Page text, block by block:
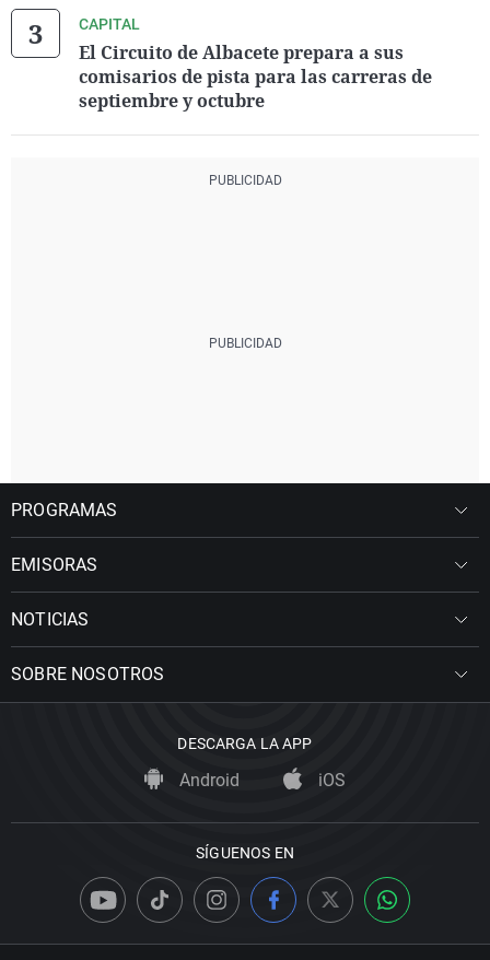
CAPITAL
El Circuito de Albacete prepara a sus
comisarios de pista para las carreras de
septiembre y octubre
PROGRAMAS
EMISORAS
NOTICIAS
SOBRE NOSOTROS
DESCARGA LA APP
Android iOS
SÍGUENOS EN